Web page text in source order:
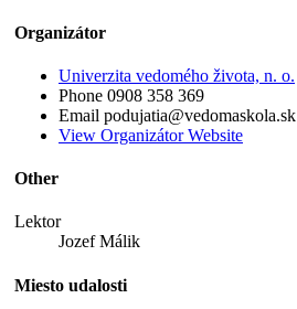
Organizátor
Univerzita vedomého života, n. o.
Phone 0908 358 369
Email podujatia@vedomaskola.sk
View Organizátor Website
Other
Lektor
Jozef Málik
Miesto udalosti